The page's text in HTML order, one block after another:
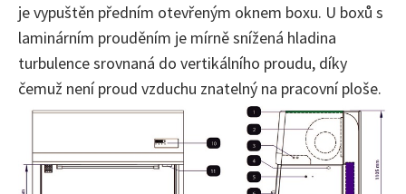
je vypuštěn předním otevřeným oknem boxu. U boxů s
laminárním prouděním je mírně snížená hladina
turbulence srovnaná do vertikálního proudu, díky
čemuž není proud vzduchu znatelný na pracovní ploše.